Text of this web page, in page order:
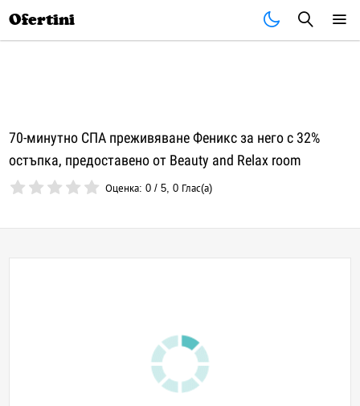
Ofertini
70-минутно СПА преживяване Феникс за него с 32%
остъпка, предоставено от Beauty and Relax room
Оценка:0 /5,0 Глас(а)